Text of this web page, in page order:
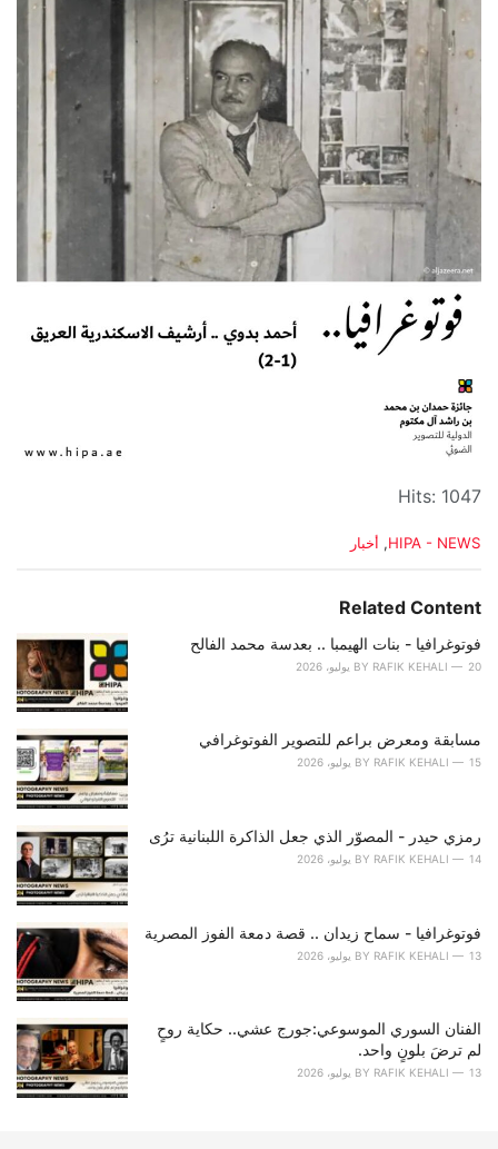
Hits: 1047
C
e
o
r
:
HIPA - NEWS
, أخبار
Related Content
فوتوغرافيا - بنات الهيمبا .. بعدسة محمد الفالح
BY RAFIK KEHALI 20 يوليو، 2026
مسابقة ومعرض براعم للتصوير الفوتوغرافي
BY RAFIK KEHALI 15 يوليو، 2026
رمزي حيدر - المصوّر الذي جعل الذاكرة اللبنانية ترُى
BY RAFIK KEHALI 14 يوليو، 2026
فوتوغرافيا - سماح زيدان .. قصة دمعة الفوز المصرية
BY RAFIK KEHALI 13 يوليو، 2026
الفنان السوري الموسوعي:جورج عشي.. حكاية روحٍ
لم ترضَ بلونٍ واحد.
BY RAFIK KEHALI 13 يوليو، 2026